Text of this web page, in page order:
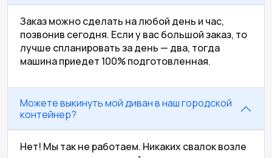
Заказ можно сделать на любой день и час,
позвонив сегодня. Если у вас большой заказ, то
лучше спланировать за день — два, тогда
машина приедет 100% подготовленная.
Можете выкинуть мой диван в наш городской
контейнер?
Нет! Мы так не работаем. Никаких свалок возле